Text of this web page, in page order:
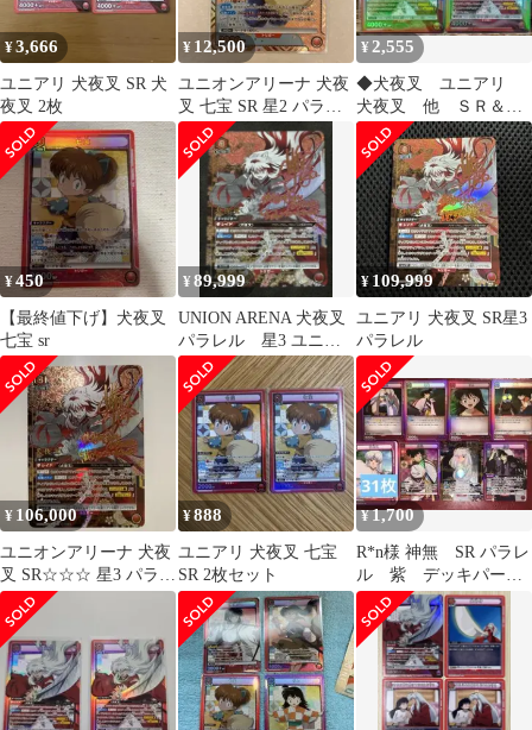
¥3,666
ユニアリ 犬夜叉 SR 犬
夜叉 2枚
¥ 12,500
ユニオンアリーナ 犬夜
叉 七宝 SR 星2 パラレ
ル サイン
¥ 2,555
◆犬夜叉 ユニアリ
犬夜叉 他 ＳＲ＆
Ｒ カードセット １
８枚
¥450
【最終値下げ】犬夜叉
七宝 sr
¥89,999
UNION ARENA 犬夜叉
パラレル 星3 ユニオ
ンアリーナ
¥ 109,999
ユニアリ 犬夜叉 SR星3
パラレル
¥ 106,000
ユニオンアリーナ 犬夜
叉 SR☆☆☆ 星3 パラレ
ル サイン 超希少
¥888
ユニアリ 犬夜叉 七宝
SR 2枚セット
¥1,700
R*n様 神無 SR パラレ
ル 紫 デッキパー
ツ 犬夜叉 ユニア
リ 神楽 奈落